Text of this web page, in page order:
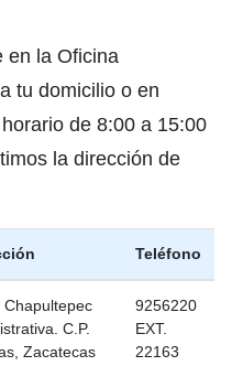
en la Oficina
tu domicilio o en
de 8:00 a 15:00
la dirección de
Teléfono
Chapultepec
C.P.
Zacatecas
9256220
EXT.
22163